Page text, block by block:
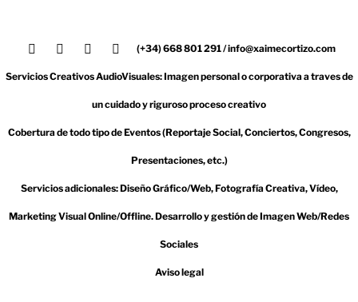
(+34) 668 801 291 / info@xaimecortizo.com
Servicios Creativos AudioVisuales: Imagen personal o corporativa a traves de
un cuidado y riguroso proceso creativo
Cobertura de todo tipo de Eventos (Reportaje Social, Conciertos, Congresos,
Presentaciones, etc.)
Servicios adicionales: Diseño Gráfico/Web, Fotografía Creativa, Vídeo,
Marketing Visual Online/Offline. Desarrollo y gestión de Imagen Web/Redes
Sociales
Aviso legal